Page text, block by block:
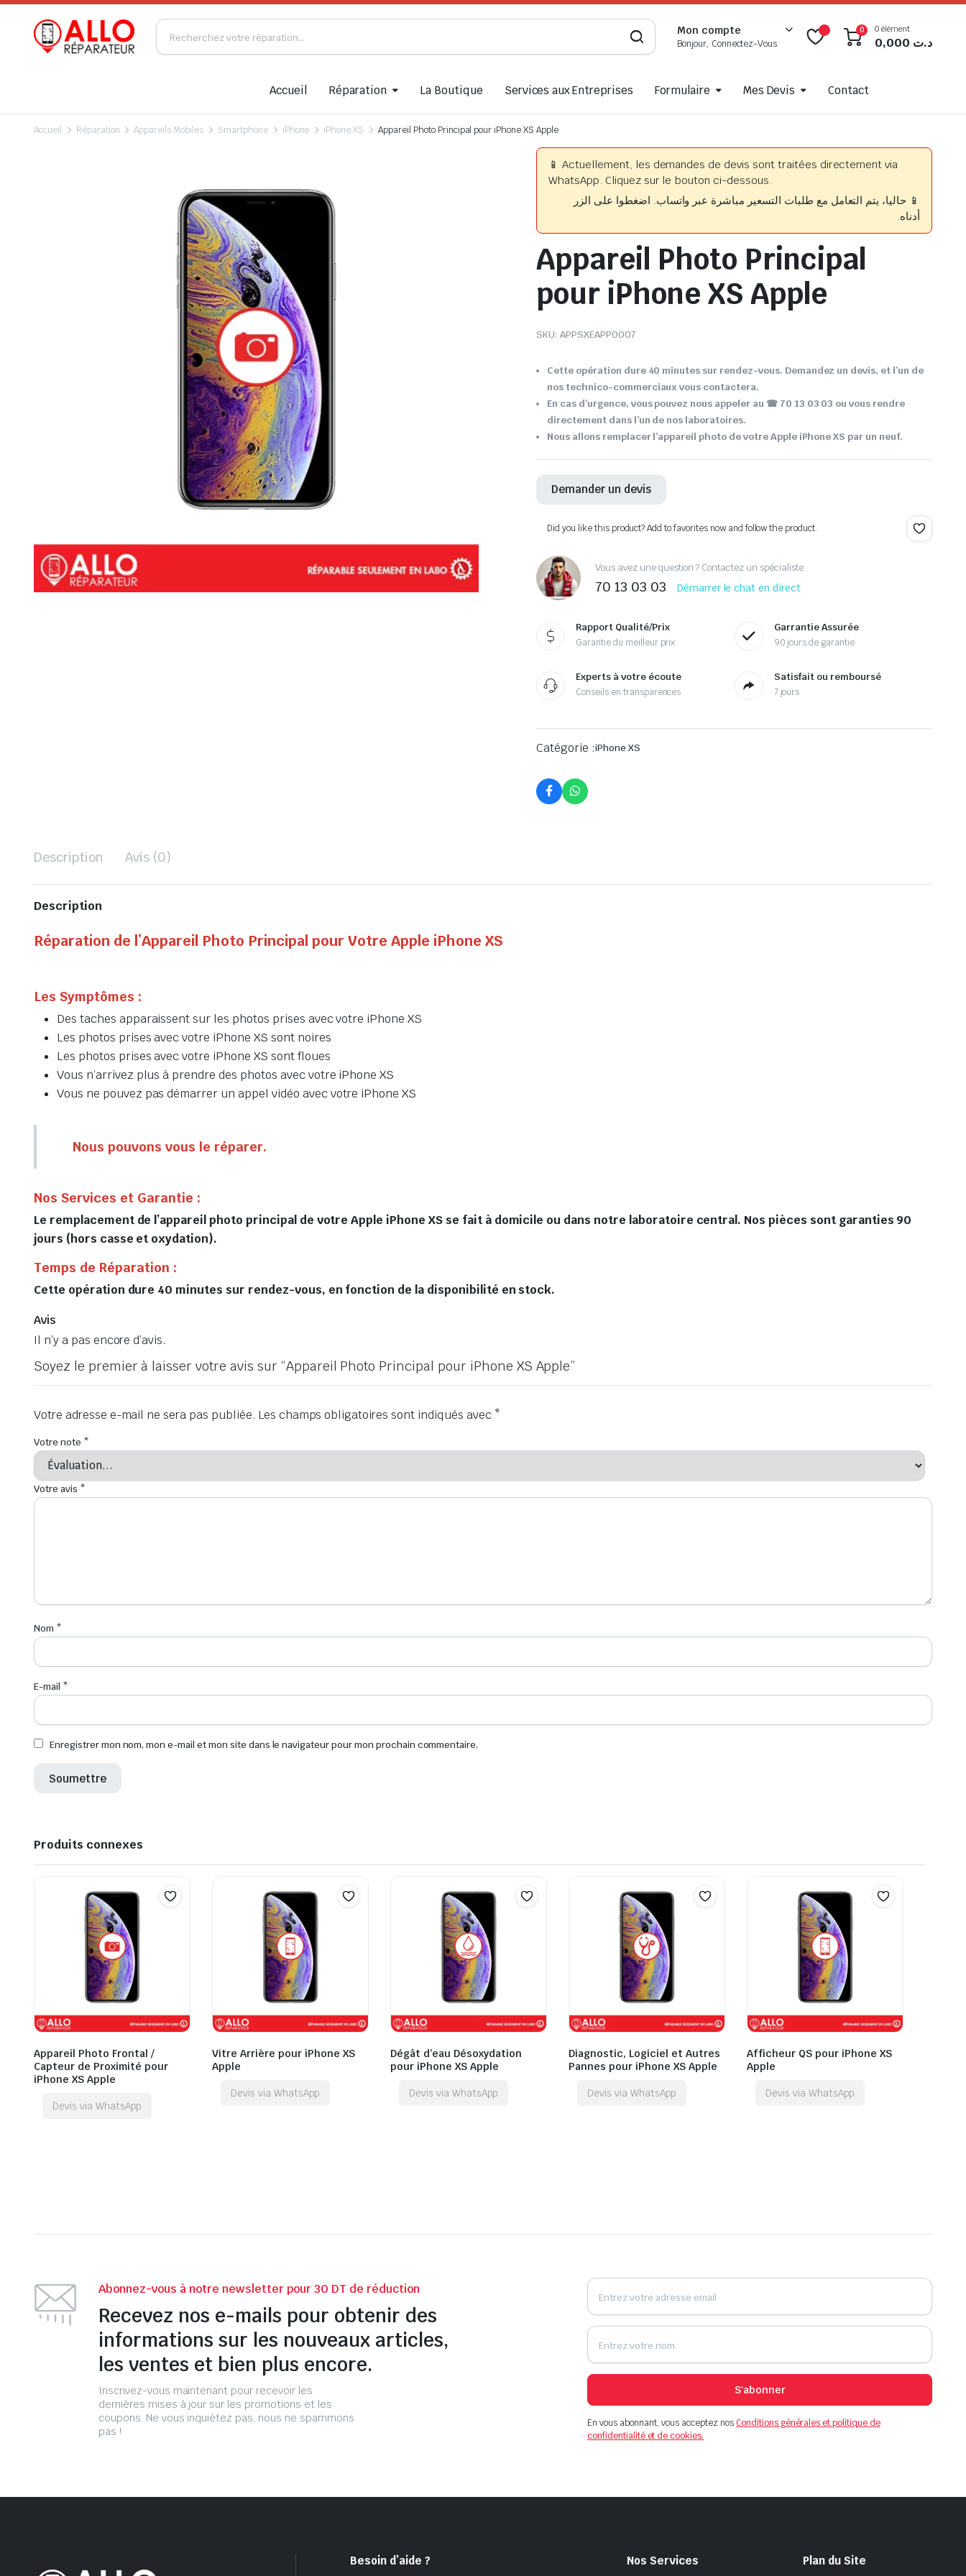
Mon compte
Bonjour, Connectez-Vous
0 0 élément
د.ت
Accueil Réparation La Boutique Services aux Entreprises Formulaire Mes Devis Contact
Accueil Réparation Appareils Mobiles Smartphone iPhone iPhone XS Appareil Photo Principal pour iPhone XS Apple
📱 Actuellement, les demandes de devis sont traitées directement via
WhatsApp. Cliquez sur le bouton ci-dessous.
📱 حاليا، يتم التعامل مع طلبات التسعير مباشرة عبر واتساب. اضغطوا على الزر
أدناه.
Appareil Photo Principal
pour iPhone XS Apple
SKU: APPSXEAPP0007
Cette opération dure 40 minutes sur rendez-vous. Demandez un devis, et l’un de
nos technico-commerciaux vous contactera.
En cas d’urgence, vous pouvez nous appeler au ☎ 70 13 03 03 ou vous rendre
directement dans l’un de nos laboratoires.
Nous allons remplacer l’appareil photo de votre Apple iPhone XS par un neuf.
Demander un devis
Did you like this product? Add to favorites now and follow the product.
Vous avez une question ? Contactez un spécialiste
70 13 03 03 Démarrer le chat en direct
Rapport Qualité/Prix
Garantie du meilleur prix
Garrantie Assurée
90 jours de garantie
Experts à votre écoute
Conseils en transparences
Satisfait ou remboursé
7 jours
Catégorie :iPhone XS
Description Avis (0)
Description
Réparation de l’Appareil Photo Principal pour Votre Apple iPhone XS
Les Symptômes :
Des taches apparaissent sur les photos prises avec votre iPhone XS
Les photos prises avec votre iPhone XS sont noires
Les photos prises avec votre iPhone XS sont floues
Vous n’arrivez plus à prendre des photos avec votre iPhone XS
Vous ne pouvez pas démarrer un appel vidéo avec votre iPhone XS
Nous pouvons vous le réparer.
Nos Services et Garantie :
Le remplacement de l’appareil photo principal de votre Apple iPhone XS se fait à domicile ou dans notre laboratoire central. Nos pièces sont garanties 90
jours (hors casse et oxydation).
Temps de Réparation :
Cette opération dure 40 minutes sur rendez-vous, en fonction de la disponibilité en stock.
Avis
Il n’y a pas encore d’avis.
Soyez le premier à laisser votre avis sur “Appareil Photo Principal pour iPhone XS Apple”
Votre adresse e-mail ne sera pas publiée. Les champs obligatoires sont indiqués avec*
Votre note *
Votre avis *
Nom *
E-mail *
Enregistrer mon nom, mon e-mail et mon site dans le navigateur pour mon prochain commentaire.
Produits connexes
Appareil Photo Frontal /
Capteur de Proximité pour
iPhone XS Apple
Devis via WhatsApp
Vitre Arrière pour iPhone XS
Apple
Devis via WhatsApp
Dégât d’eau Désoxydation
pour iPhone XS Apple
Devis via WhatsApp
Diagnostic, Logiciel et Autres
Pannes pour iPhone XS Apple
Devis via WhatsApp
Afficheur QS pour iPhone XS
Apple
Devis via WhatsApp
Abonnez-vous à notre newsletter pour 30 DT de réduction
Recevez nos e-mails pour obtenir des
informations sur les nouveaux articles,
les ventes et bien plus encore.
Inscrivez-vous maintenant pour recevoir les
dernières mises à jour sur les promotions et les
coupons. Ne vous inquiétez pas, nous ne spammons
pas !
S'abonner
En vous abonnant, vous acceptez nosConditions générales et politique de
confidentialité et de cookies.
Besoin d’aide ? Nos Services Plan du Site